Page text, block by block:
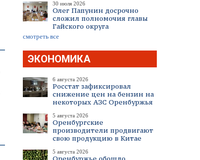
30 июля 2026
Олег Папунин досрочно
сложил полномочия главы
Гайского округа
смотреть все
ЭКОНОМИКА
6 августа 2026
Росстат зафиксировал
снижение цен на бензин на
некоторых АЗС Оренбуржья
5 августа 2026
Оренбургские
производители продвигают
свою продукцию в Китае
5 августа 2026